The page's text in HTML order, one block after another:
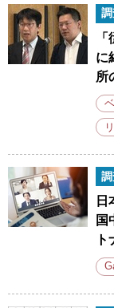
に
所
日
国